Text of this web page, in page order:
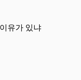
유가 있냐